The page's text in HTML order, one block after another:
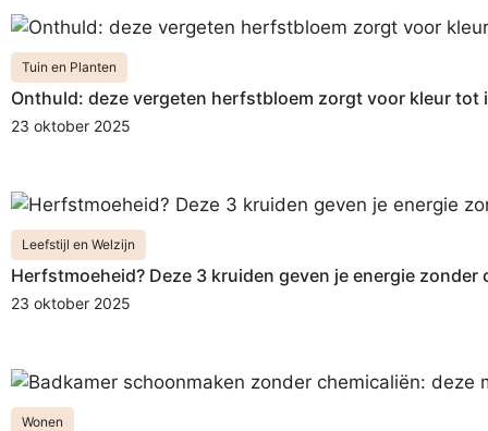
Tuin en Planten
Onthuld: deze vergeten herfstbloem zorgt voor kleur tot
23 oktober 2025
Leefstijl en Welzijn
Herfstmoeheid? Deze 3 kruiden geven je energie zonder
23 oktober 2025
Wonen